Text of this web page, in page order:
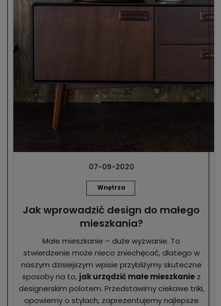
07-09-2020
Wnętrza
Jak wprowadzić design do małego
mieszkania?
Małe mieszkanie – duże wyzwanie. To
stwierdzenie może nieco zniechęcać, dlatego w
naszym dzisiejszym wpisie przybliżymy skuteczne
sposoby na to, jak urządzić małe mieszkaniez
designerskim polotem. Przedstawimy ciekawe triki,
opowiemy o stylach, zaprezentujemy najlepsze